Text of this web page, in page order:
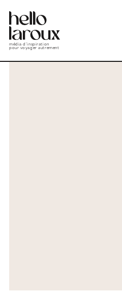
média d’inspiration
pour voyager autrement